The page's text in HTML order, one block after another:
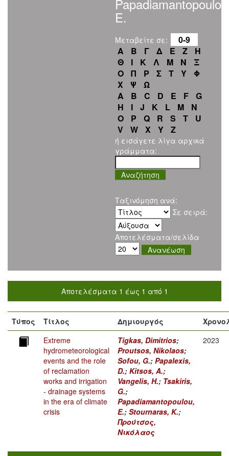
E.
Μεταβείτε σε:
0-9
Α
Β Γ Δ Ε Ζ
Η
Θ
Ι Κ Λ Μ Ν
Ξ
Ο
Π Ρ Σ Τ Υ
Φ
Χ
Ψ
Ω
A
B C D E F
G
H
I J K L M
N
O
P Q R S T
U
V
W X Y Z
ή εισάγετε λίγα αρχικά
γράμματα:
Ταξινόμηση ανά:
Σε σειρά:
Αποτελέσματα/σελίδα
Αποτελέσματα 1 έως 1 από 1
Τύπος Τίτλος Δημιουργός
Extreme
hydrometeorological
events and the role
of reclamation
works and irrigation
- drainage systems
in the era of climate
crisis
Tigkas, Dimitrios;
Proutsos, Nikolaos;
Sofou, G.; Papalexis,
D.; Kitsos, A.;
Vangelis, H.; Tsakiris,
G.;
Papadiamantopoulou,
E.; Stournaras, K.;
Προύτσος,
Νικόλαος
2023